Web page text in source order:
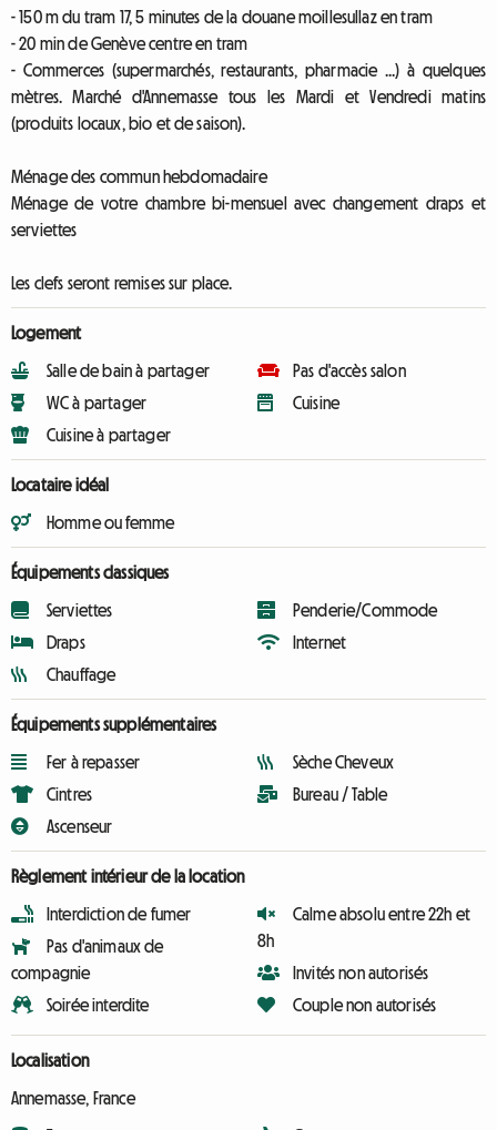
- 150 m du tram 17, 5 minutes de la douane moillesullaz en tram
- 20 min de Genève centre en tram
- Commerces (supermarchés, restaurants, pharmacie ...) à quelques
mètres. Marché d'Annemasse tous les Mardi et Vendredi matins
(produits locaux, bio et de saison).
Ménage des commun hebdomadaire
Ménage de votre chambre bi-mensuel avec changement draps et
serviettes
Les clefs seront remises sur place.
Logement
Salle de bain à partager
WC à partager
Cuisine à partager
Pas d'accès salon
Cuisine
Locataire idéal
Homme ou femme
Équipements classiques
Serviettes
Draps
Chauffage
Penderie/Commode
Internet
Équipements supplémentaires
Fer à repasser
Cintres
Ascenseur
Sèche Cheveux
Bureau / Table
Règlement intérieur de la location
Interdiction de fumer
Pas d'animaux de
compagnie
Soirée interdite
Calme absolu entre 22h et
8h
Invités non autorisés
Couple non autorisés
Localisation
Annemasse, France